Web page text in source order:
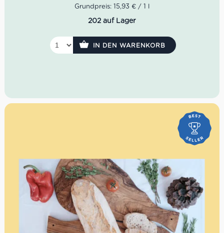
Rotwein für Fleischgerichte, gereifte Käse, herzhafte
Grundpreis: 15,93 € / 1 l
202 auf Lager
IN DEN WARENKORB